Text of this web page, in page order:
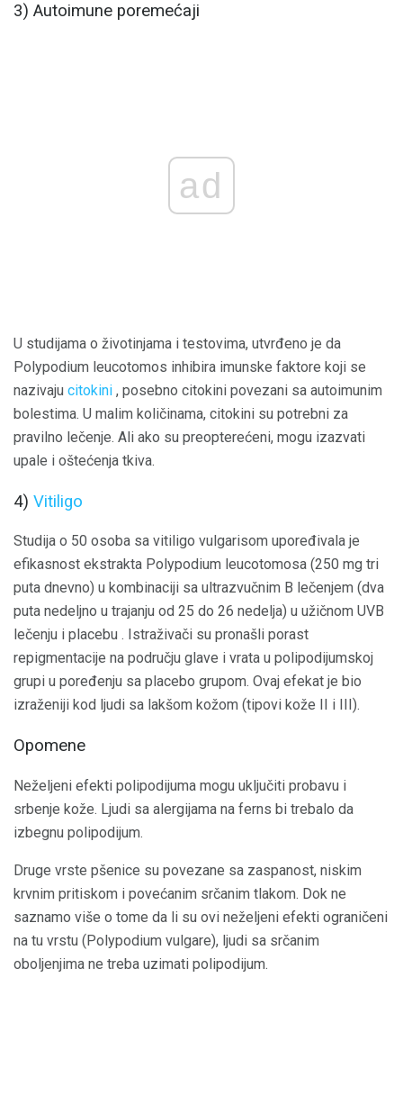
3) Autoimune poremećaji
ad
U studijama o životinjama i testovima, utvrđeno je da
Polypodium leucotomos inhibira imunske faktore koji se
nazivaju citokini , posebno citokini povezani sa autoimunim
bolestima. U malim količinama, citokini su potrebni za
pravilno lečenje. Ali ako su preopterećeni, mogu izazvati
upale i oštećenja tkiva.
4) Vitiligo
Studija o 50 osoba sa vitiligo vulgarisom upoređivala je
efikasnost ekstrakta Polypodium leucotomosa (250 mg tri
puta dnevno) u kombinaciji sa ultrazvučnim B lečenjem (dva
puta nedeljno u trajanju od 25 do 26 nedelja) u užičnom UVB
lečenju i placebu . Istraživači su pronašli porast
repigmentacije na području glave i vrata u polipodijumskoj
grupi u poređenju sa placebo grupom. Ovaj efekat je bio
izraženiji kod ljudi sa lakšom kožom (tipovi kože II i III).
Opomene
Neželjeni efekti polipodijuma mogu uključiti probavu i
srbenje kože. Ljudi sa alergijama na ferns bi trebalo da
izbegnu polipodijum.
Druge vrste pšenice su povezane sa zaspanost, niskim
krvnim pritiskom i povećanim srčanim tlakom. Dok ne
saznamo više o tome da li su ovi neželjeni efekti ograničeni
na tu vrstu (Polypodium vulgare), ljudi sa srčanim
oboljenjima ne treba uzimati polipodijum.